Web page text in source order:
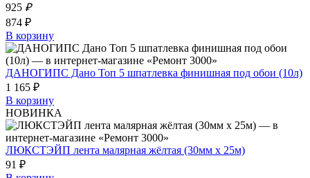
925 ₽
874 ₽
В корзину
ДАНОГИПС Дано Топ 5 шпатлевка финишная под обои (10л)
1 165 ₽
В корзину
НОВИНКА
ЛЮКСТЭЙП лента малярная жёлтая (30мм х 25м)
91 ₽